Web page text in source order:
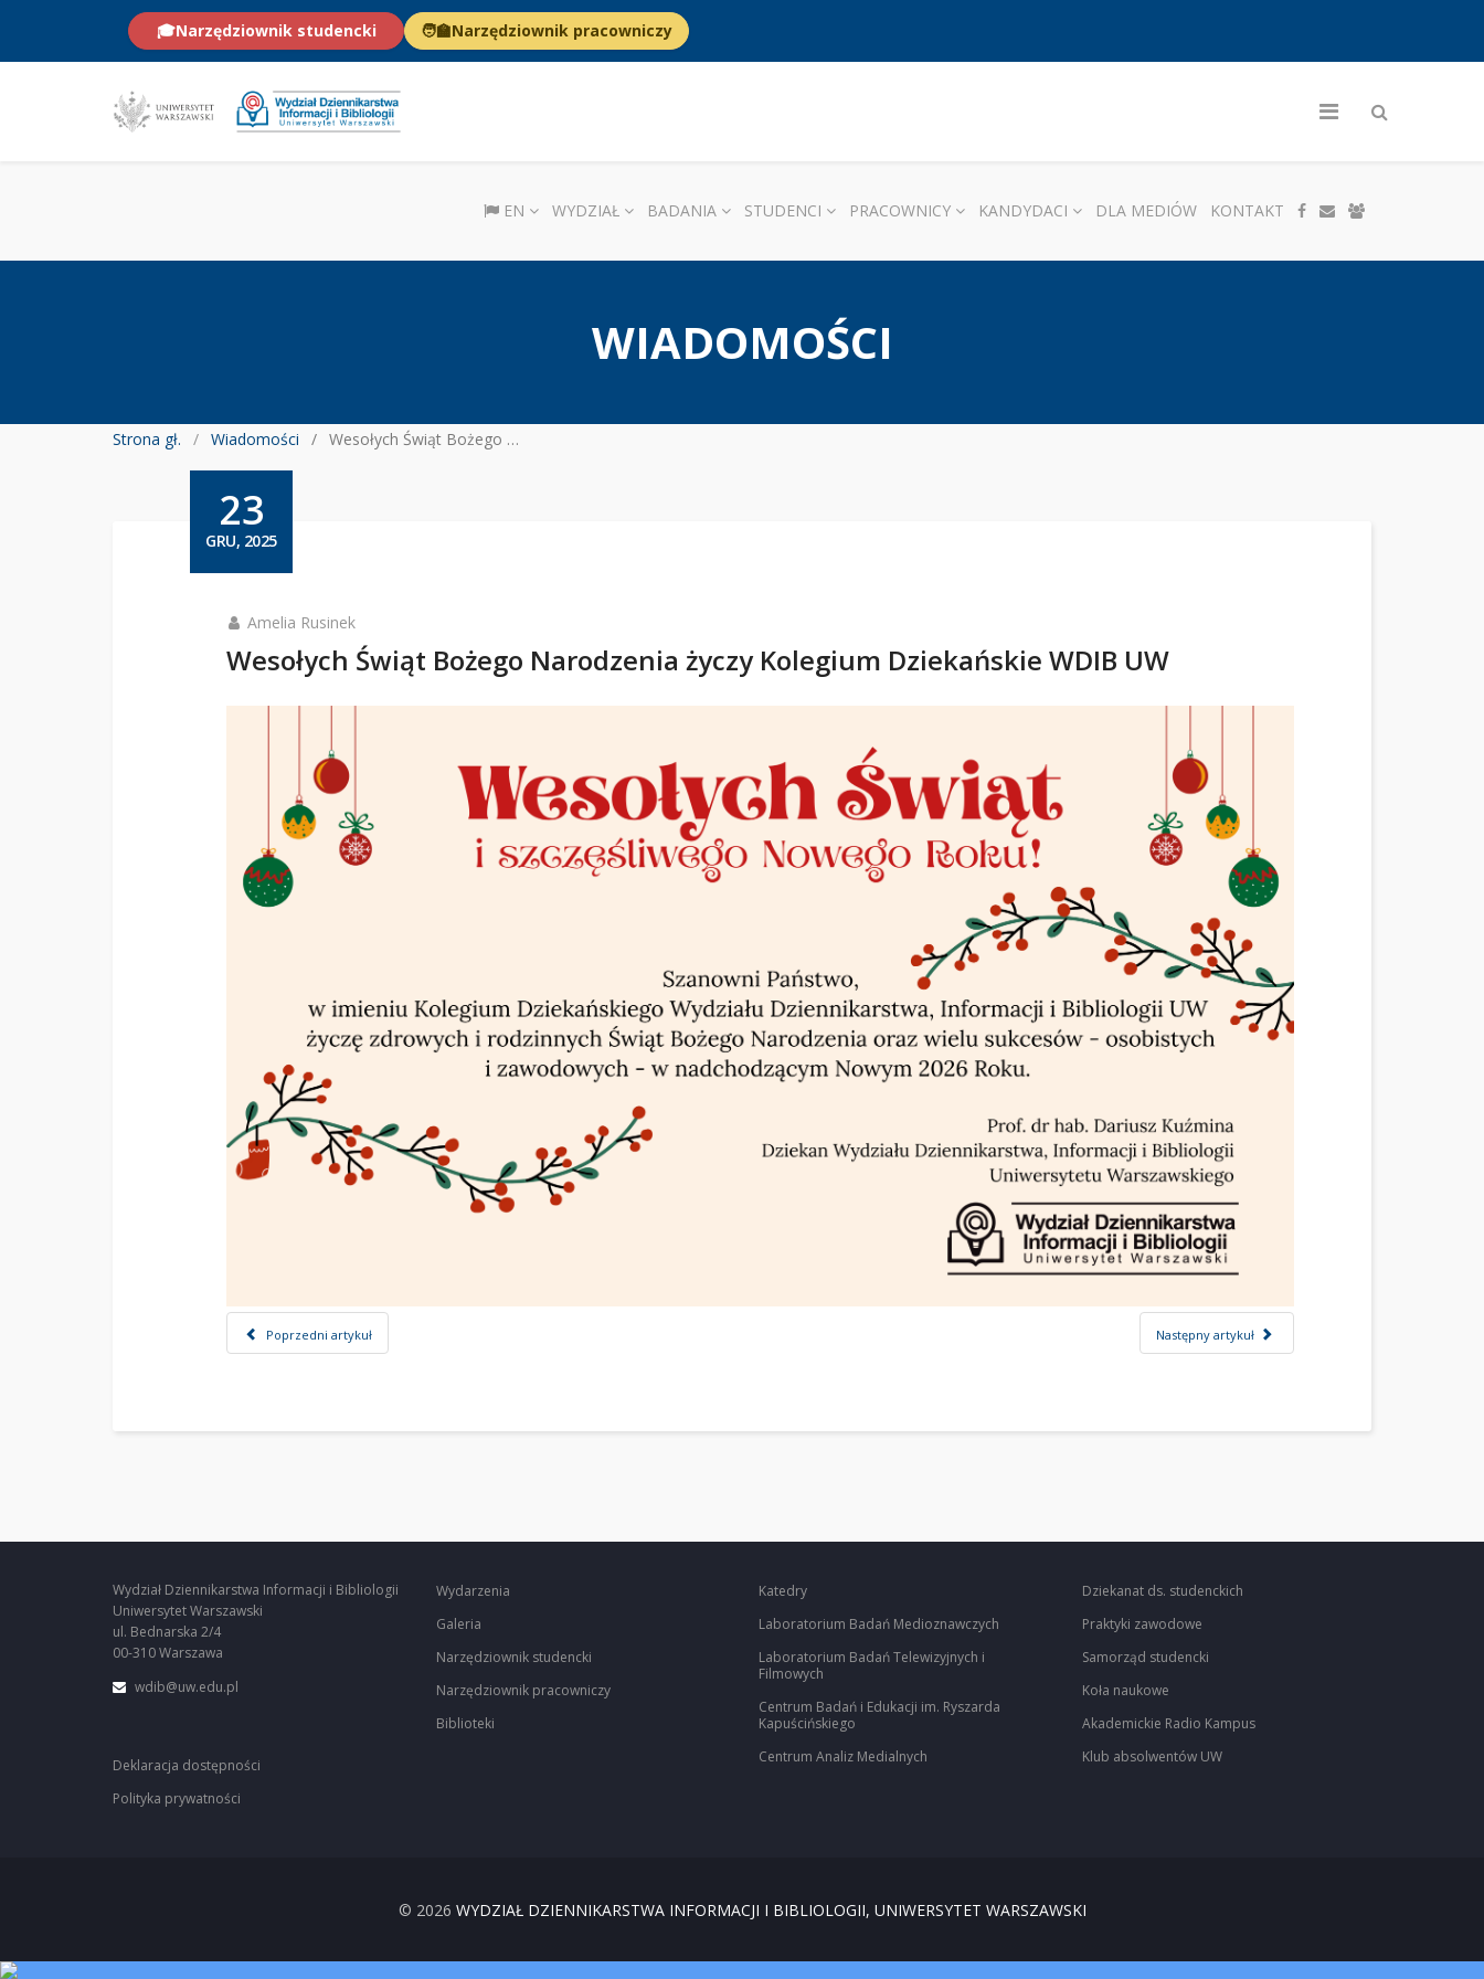
🎓Narzędziownik studencki 🧑‍🏫Narzędziownik pracowniczy
EN WYDZIAŁ BADANIA STUDENCI PRACOWNICY KANDYDACI DLA MEDIÓW KONTAKT
WIADOMOŚCI
Strona gł. Wiadomości Wesołych Świąt Bożego Narodzenia życzy Kolegium Dziekańskie WDIB UW
23
GRU, 2025
Amelia Rusinek
Wesołych Świąt Bożego Narodzenia życzy Kolegium Dziekańskie WDIB UW
Poprzedni artykuł Następny artykuł
Wydział Dziennikarstwa Informacji i Bibliologii
Uniwersytet Warszawski
ul. Bednarska 2/4
00-310 Warszawa
wdib@uw.edu.pl
Deklaracja dostępności
Polityka prywatności
Wydarzenia
Galeria
Narzędziownik studencki
Narzędziownik pracowniczy
Biblioteki
Katedry
Laboratorium Badań Medioznawczych
Laboratorium Badań Telewizyjnych i
Filmowych
Centrum Badań i Edukacji im. Ryszarda
Kapuścińskiego
Centrum Analiz Medialnych
Dziekanat ds. studenckich
Praktyki zawodowe
Samorząd studencki
Koła naukowe
Akademickie Radio Kampus
Klub absolwentów UW
© 2026 WYDZIAŁ DZIENNIKARSTWA INFORMACJI I BIBLIOLOGII, UNIWERSYTET WARSZAWSKI